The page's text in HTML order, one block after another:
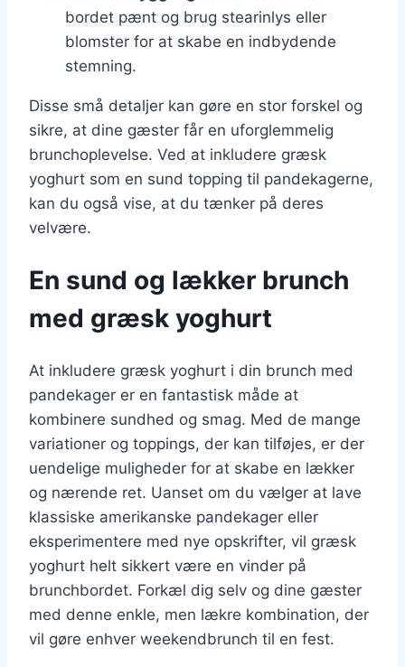
bordet pænt og brug stearinlys eller
blomster for at skabe en indbydende
stemning.
Disse små detaljer kan gøre en stor forskel og
sikre, at dine gæster får en uforglemmelig
brunchoplevelse. Ved at inkludere græsk
yoghurt som en sund topping til pandekagerne,
kan du også vise, at du tænker på deres
velvære.
En sund og lækker brunch
med græsk yoghurt
At inkludere græsk yoghurt i din brunch med
pandekager er en fantastisk måde at
kombinere sundhed og smag. Med de mange
variationer og toppings, der kan tilføjes, er der
uendelige muligheder for at skabe en lækker
og nærende ret. Uanset om du vælger at lave
klassiske amerikanske pandekager eller
eksperimentere med nye opskrifter, vil græsk
yoghurt helt sikkert være en vinder på
brunchbordet. Forkæl dig selv og dine gæster
med denne enkle, men lækre kombination, der
vil gøre enhver weekendbrunch til en fest.